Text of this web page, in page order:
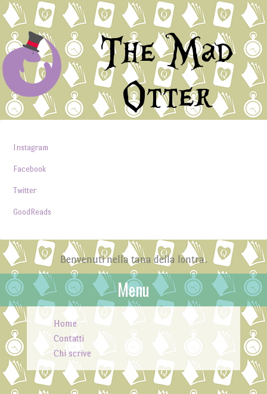
The Mad
Otter
Instagram
Facebook
Twitter
GoodReads
Benvenuti nella tana della lontra.
Menu
Skip to content
Home
Contatti
Chi scrive